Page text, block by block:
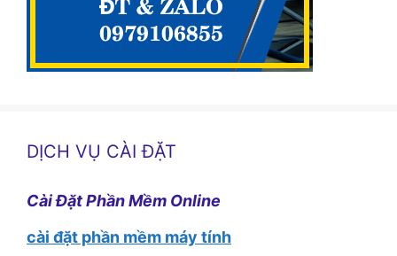
DỊCH VỤ CÀI ĐẶT
Cài Đặt Phần Mềm Online
cài đặt phần mềm máy tính